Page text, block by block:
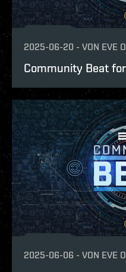
2025-06-20 - VON EVE
Community Beat
2025-06-06 - VON EVE